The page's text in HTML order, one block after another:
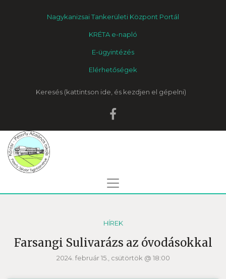
Nagykanizsai Tankerületi Központ Portál
KRÉTA e-napló
E-ügyintézés
Elérhetőségek
Keresés
HÍREK
Farsangi Sulivarázs az óvodásokkal
2024. február 15., csütörtök @ 18:00